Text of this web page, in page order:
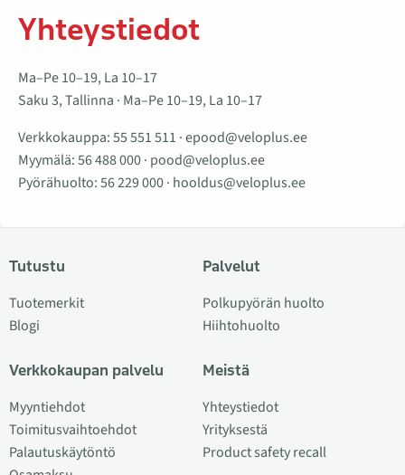
Yhteystiedot
Ma–Pe 10–19, La 10–17
Saku 3, Tallinna · Ma–Pe 10–19, La 10–17
Verkkokauppa:55 551 511 ·epood@veloplus.ee
Myymälä:56 488 000· pood@veloplus.ee
Pyörähuolto:56 229 000· hooldus@veloplus.ee
Tutustu
Tuotemerkit
Blogi
Verkkokaupan palvelu
Myyntiehdot
Toimitusvaihtoehdot
Palautuskäytöntö
Palvelut
Polkupyörän huolto
Hiihtohuolto
Meistä
Yhteystiedot
Yrityksestä
Product safety recall